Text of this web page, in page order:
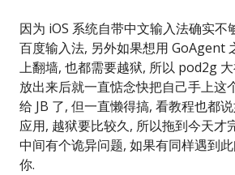
因为 iOS 系统自带中文输入法确实不
百度输入法, 另外如果想用 GoAgent
上翻墙, 也都需要越狱, 所以 pod2g
放出来后就一直惦念快把自己手上这
给 JB 了, 但一直懒得搞, 看教程也都
应用, 越狱要比较久, 所以拖到今天才
中间有个诡异问题, 如果有同样遇到
你.